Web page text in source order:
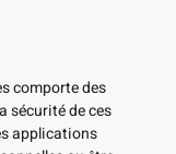
comporte des
sécurité de ces
applications